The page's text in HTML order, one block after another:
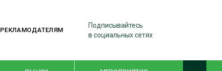
РЕКЛАМОДАТЕЛЯМ
Подписывайтесь
в социальных сетях